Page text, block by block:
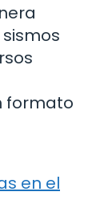
formato
en el